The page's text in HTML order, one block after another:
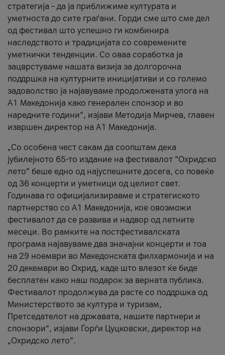
стратегија – да ја приближиме културата и
уметноста до сите граѓани. Горди сме што сме дел
од фестивал што успешно ги комбинира
наследството и традицијата со современите
уметнички тенденции. Со оваа соработка ја
зацврстуваме нашата визија за долгорочна
поддршка на културните иницијативи и со големо
задоволство ја најавуваме продолжената улога на
A1 Македонија како генерален спонзор и во
наредните години“, изјави Методија Мирчев, главен
извршен директор на A1 Македонија.
„Со особена чест сакам да соопштам дека
јубилејното 65-то издание на фестивалот “Охридско
лето” беше едно од најуспешните досега, со повеќе
од 36 концерти и уметници од целиот свет.
Годинава го официјализиравме и стратегиското
партнерство со А1 Македонија, кое овозможи
фестивалот да се развива и надвор од летните
месеци. Во рамките на постфестивалската
програма најавуваме два значајни концерти и тоа
на 29 ноември во Македонската филхармонија и на
20 декември во Охрид, каде што влезот ќе биде
бесплатен како наш подарок за верната публика.
Фестивалот продолжува да расте со поддршка од
Министерството за култура и туризам,
Претседателот на државата, нашите партнери и
спонзори“, изјави Ѓорѓи Цуцковски, директор на
„Охридско лето“.